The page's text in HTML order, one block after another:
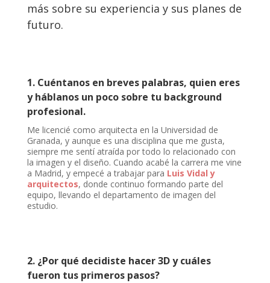
más sobre su experiencia y sus planes de
futuro.
1. Cuéntanos en breves palabras, quien eres
y háblanos un poco sobre tu background
profesional.
Me licencié como arquitecta en la Universidad de
Granada, y aunque es una disciplina que me gusta,
siempre me sentí atraída por todo lo relacionado con
la imagen y el diseño. Cuando acabé la carrera me vine
a Madrid, y empecé a trabajar para Luis Vidal y
arquitectos, donde continuo formando parte del
equipo, llevando el departamento de imagen del
estudio.
2. ¿Por qué decidiste hacer 3D y cuáles
fueron tus primeros pasos?